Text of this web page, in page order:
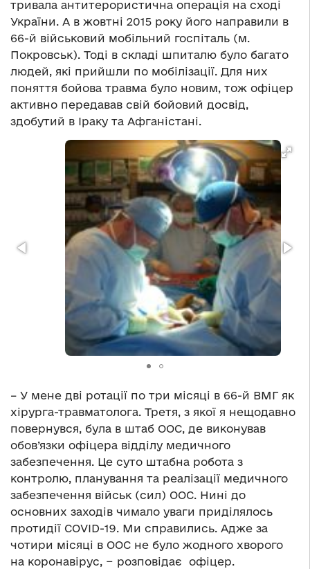
тривала антитерористична операція на сході
України. А в жовтні 2015 року його направили в
66-й військовий мобільний госпіталь (м.
Покровськ). Тоді в складі шпиталю було багато
людей, які прийшли по мобілізації. Для них
поняття бойова травма було новим, тож офіцер
активно передавав свій бойовий досвід,
здобутий в Іраку та Афганістані.
– У мене дві ротації по три місяці в 66-й ВМГ як
хірурга-травматолога. Третя, з якої я нещодавно
повернувся, була в штаб ООС, де виконував
обов’язки офіцера відділу медичного
забезпечення. Це суто штабна робота з
контролю, планування та реалізації медичного
забезпечення військ (сил) ООС. Нині до
основних заходів чимало уваги приділялось
протидії COVID-19. Ми справились. Адже за
чотири місяці в ООС не було жодного хворого
на коронавірус, − розповідає офіцер.